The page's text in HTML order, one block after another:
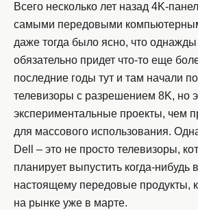
Всего несколько лет назад 4K-
самыми передовыми
даже тогда было ясно, что
обязательно придет что-то еще
последние годы тут и там начали
телевизоры с разрешением 8K, но
экспериментальные проекты, чем
для массового использования.
Dell – это не просто телевизоры,
планирует выпустить когда-нибудь
настоящему передовые продукты,
на рынке уже в марте.